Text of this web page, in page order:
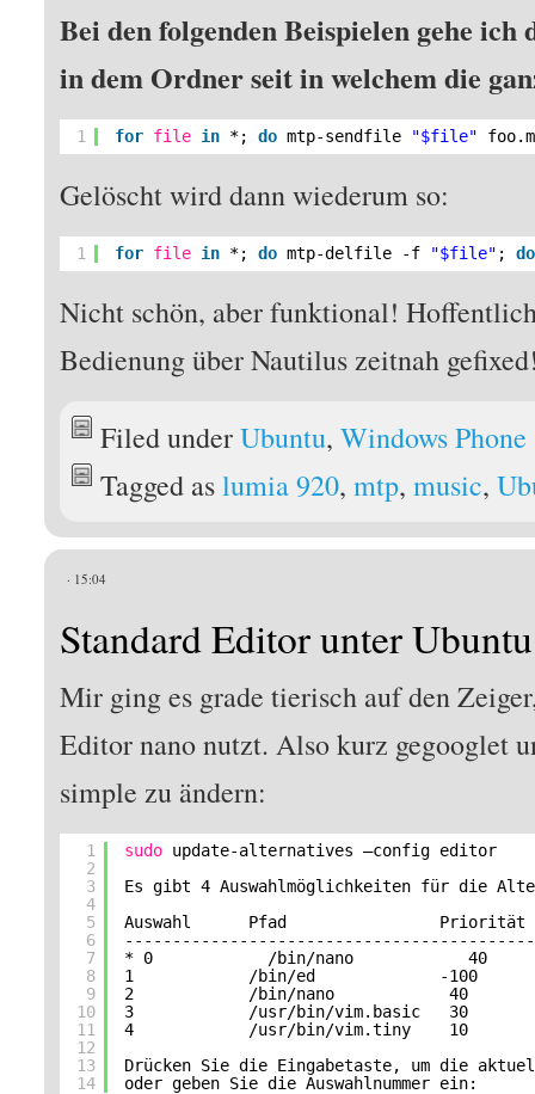
Bei den folgenden Beispielen gehe ich
in dem Ordner seit in welchem die
1 for file in *; do mtp-sendfile "$file"
Gelöscht wird dann wiederum so:
1 for file in *; do mtp-delfile -f "$file" ;
Nicht schön, aber funktional!
Bedienung über Nautilus zeitnah
Filed underUbuntu,Windows Phone
Tagged aslumia 920,mtp,music,
· 15:04
Standard Editor unter
Mir ging es grade tierisch auf den
Editor nano nutzt. Also kurz gegooglet
simple zu ändern:
1
2
3
4
5
6
7
8
9
10
11
12
13
14
sudo update-alternatives –config editor
Es gibt 4 Auswahlmöglichkeiten für die
Auswahl      Pfad
* 0
/bin/nano
40
1
/bin/ed
-100
2
/bin/nano
40
3
/usr/bin/vim.basic   30
4
/usr/bin/vim.tiny    10
Drücken Sie die Eingabetaste, um die
oder geben Sie die Auswahlnummer ein: